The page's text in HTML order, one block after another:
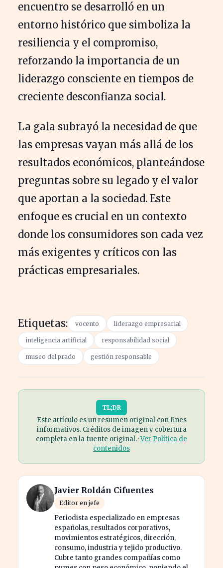
encuentro se desarrolló en un
entorno histórico que simboliza la
resiliencia y el compromiso,
reforzando la importancia de un
liderazgo consciente en tiempos de
creciente desconfianza social.
La gala subrayó la necesidad de que
las empresas vayan más allá de los
resultados económicos, planteándose
preguntas sobre su legado y el valor
que aportan a la sociedad. Este
enfoque es crucial en un contexto
donde los consumidores son cada vez
más exigentes y críticos con las
prácticas empresariales.
Etiquetas: vocento liderazgo empresarial
inteligencia artificial responsabilidad social
museo del prado gestión responsable
TL;DR
Este artículo es un resumen original con fines
informativos. Créditos de imagen y cobertura
completa en la fuente original. ·Ver Política de
contenidos
Javier Roldán Cifuentes
Editor en jefe
Periodista especializado en empresas
españolas, resultados corporativos,
movimientos estratégicos, dirección,
consumo, industria y tejido productivo.
Cubre tanto grandes compañías como